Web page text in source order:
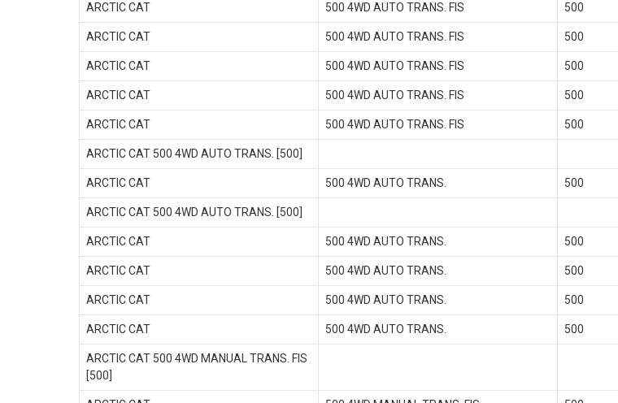
ARCTIC CAT 500 4WD AUTO TRANS. FIS 500
ARCTIC CAT 500 4WD AUTO TRANS. FIS 500
ARCTIC CAT 500 4WD AUTO TRANS. FIS 500
ARCTIC CAT 500 4WD AUTO TRANS. FIS 500
ARCTIC CAT 500 4WD AUTO TRANS. FIS 500
ARCTIC CAT 500 4WD AUTO TRANS. [500]
ARCTIC CAT 500 4WD AUTO TRANS. 500
ARCTIC CAT 500 4WD AUTO TRANS. [500]
ARCTIC CAT 500 4WD AUTO TRANS. 500
ARCTIC CAT 500 4WD AUTO TRANS. 500
ARCTIC CAT 500 4WD AUTO TRANS. 500
ARCTIC CAT 500 4WD AUTO TRANS. 500
ARCTIC CAT 500 4WD MANUAL TRANS. FIS
[500]